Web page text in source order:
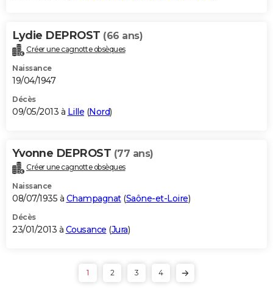
Lydie DEPROST (66 ans)
Créer une cagnotte obsèques
Naissance
19/04/1947
Décès
09/05/2013 à Lille (Nord)
Yvonne DEPROST (77 ans)
Créer une cagnotte obsèques
Naissance
08/07/1935 à Champagnat(Saône-et-Loire)
Décès
23/01/2013 à Cousance (Jura)
1 2 3 4